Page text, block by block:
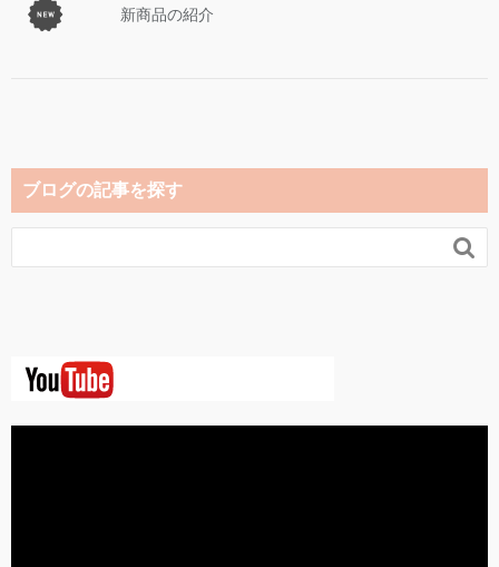
新商品の紹介
ブログの記事を探す
